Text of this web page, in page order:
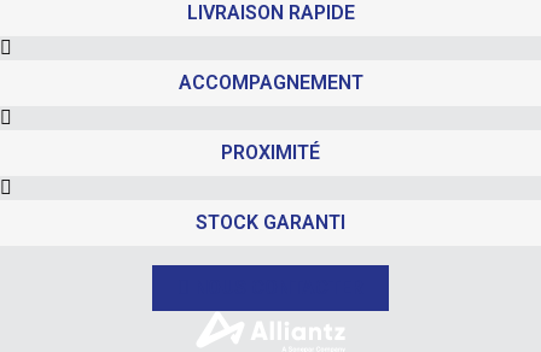
LIVRAISON RAPIDE
ACCOMPAGNEMENT
PROXIMITÉ
STOCK GARANTI